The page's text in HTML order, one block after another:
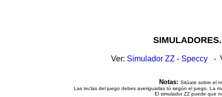
Ver: Simulador ZZ - Speccy -
Notas: Sitúate sobre el
Las teclas del juego debes averiguarlas tú según el juego. La
El simulador ZZ puede que